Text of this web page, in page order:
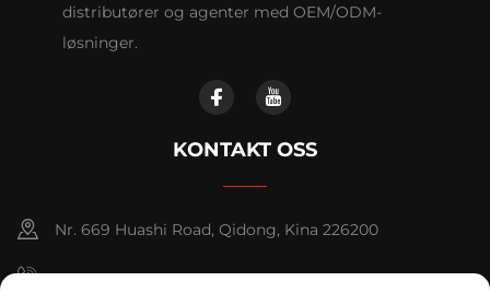
distributører og agenter med OEM/ODM-
løsninger.
KONTAKT OSS
Nr. 669 Huashi Road, Qidong, Kina 226200
+86-18921656832